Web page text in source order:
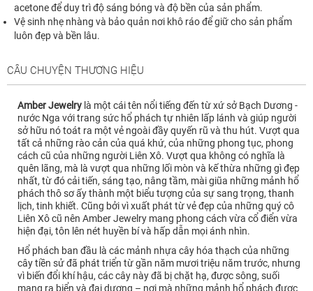
acetone để duy trì độ sáng bóng và độ bền của sản phẩm.
Vệ sinh nhẹ nhàng và bảo quản nơi khô ráo để giữ cho sản phẩm
luôn đẹp và bền lâu.
CÂU CHUYỆN THƯƠNG HIỆU
Amber Jewelry là một cái tên nổi tiếng đến từ xứ sở Bạch Dương -
nước Nga với trang sức hổ phách tự nhiên lấp lánh và giúp người
sở hữu nó toát ra một vẻ ngoài đầy quyến rũ và thu hút. Vượt qua
tất cả những rào cản của quá khứ, của những phong tục, phong
cách cũ của những người Liên Xô. Vượt qua không có nghĩa là
quên lãng, mà là vượt qua những lối mòn và kế thừa những gì đẹp
nhất, từ đó cải tiến, sáng tạo, nâng tầm, mài giũa những mảnh hổ
phách thô sơ ấy thành một biểu tượng của sự sang trọng, thanh
lịch, tinh khiết. Cũng bởi vì xuất phát từ vẻ đẹp của những quý cô
Liên Xô cũ nên Amber Jewelry mang phong cách vừa cổ điển vừa
hiện đại, tôn lên nét huyền bí và hấp dẫn mọi ánh nhìn.
Hổ phách ban đầu là các mảnh nhựa cây hóa thạch của những
cây tiền sử đã phát triển từ gần năm mươi triệu năm trước, nhưng
vì biến đổi khí hậu, các cây này đã bị chặt hạ, được sông, suối
mang ra biển và đại dương – nơi mà những mảnh hổ phách được